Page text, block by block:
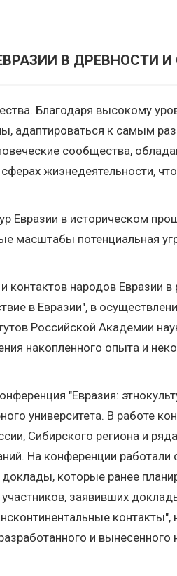
В ДРЕВНОСТИ И
Благодаря высокому
адаптироваться к самым
сообщества,
жизнедеятельности,
Евразии в историческом
масштабы потенциальная
контактов народов Евразии
в Евразии", в
Российской Академии
накопленного опыта и
"Евразия:
университета. В работе
Сибирского региона и
На конференции работали
которые ранее
заявивших
контакты",
и